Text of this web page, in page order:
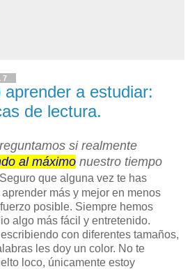
a estudiar:
de lectura.
si realmente
al máximo nuestro tiempo
Seguro que alguna vez te has
más y mejor en menos
posible. Siempre hemos
algo más fácil y entretenido.
con diferentes tamaños,
les doy un color. No te
loco, únicamente estoy